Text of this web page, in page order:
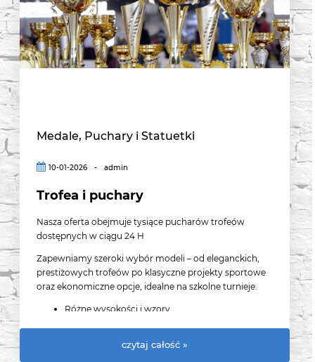
Medale, Puchary i Statuetki
10-01-2026 - admin
Trofea i puchary
Nasza oferta obejmuje tysiące pucharów trofeów
dostępnych w ciągu 24 H
Zapewniamy szeroki wybór modeli – od eleganckich,
prestiżowych trofeów po klasyczne projekty sportowe
oraz ekonomiczne opcje, idealne na szkolne turnieje.
Różne wysokości i wzory
gotowe do wysyłki prosto z naszego magazynu
czytaj całość »